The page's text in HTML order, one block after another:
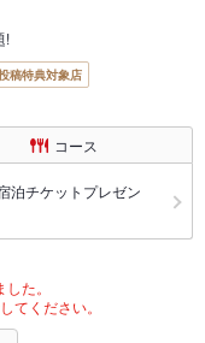
!
稿特典対象店
コース
泊チケットプレゼン
た。
てください。